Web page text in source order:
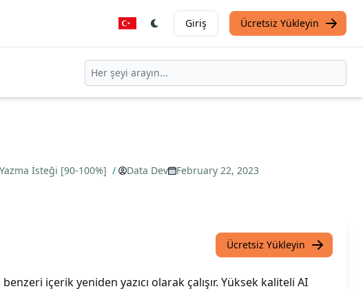
Giriş Ücretsiz Yükleyin
İsteği [90-100%] / Data Dev
February 22, 2023
Ücretsiz Yükleyin
içerik yeniden yazıcı olarak çalışır. Yüksek kaliteli AI